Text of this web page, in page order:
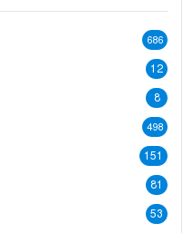
686
12
8
498
151
81
53